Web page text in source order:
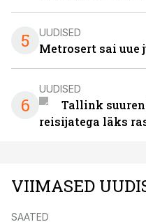
5 UUDISED
Metrosert sai uue
6
UUDISED
Tallink
reisijatega läks
VIIMASED
SAATED